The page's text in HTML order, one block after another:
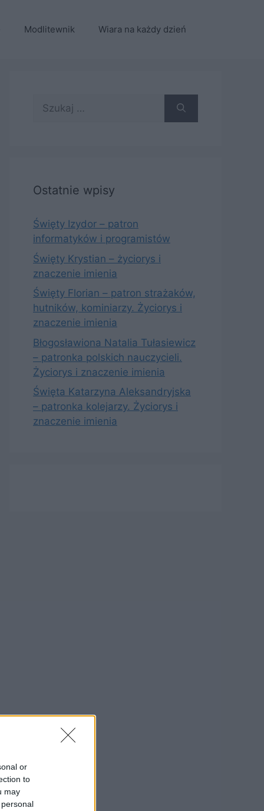
or
to
may
Modlitewnik Wiara na każdy dzień
Ostatnie wpisy
Święty Izydor – patron
informatyków i programistów
Święty Krystian – życiorys i
znaczenie imienia
Święty Florian – patron strażaków,
hutników, kominiarzy. Życiorys i
znaczenie imienia
Błogosławiona Natalia Tułasiewicz
– patronka polskich nauczycieli.
Życiorys i znaczenie imienia
Święta Katarzyna Aleksandryjska
– patronka kolejarzy. Życiorys i
znaczenie imienia